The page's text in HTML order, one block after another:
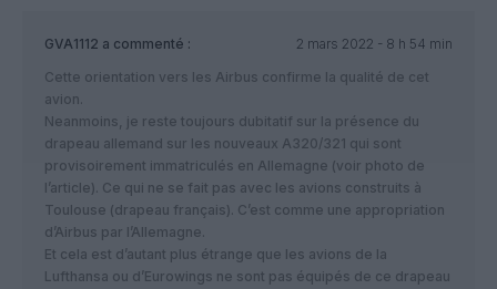
GVA1112 a commenté :
2 mars 2022 - 8 h 54 min
Cette orientation vers les Airbus confirme la qualité de cet
avion.
Neanmoins, je reste toujours dubitatif sur la présence du
drapeau allemand sur les nouveaux A320/321 qui sont
provisoirement immatriculés en Allemagne (voir photo de
l’article). Ce qui ne se fait pas avec les avions construits à
Toulouse (drapeau français). C’est comme une appropriation
d’Airbus par l’Allemagne.
Et cela est d’autant plus étrange que les avions de la
Lufthansa ou d’Eurowings ne sont pas équipés de ce drapeau